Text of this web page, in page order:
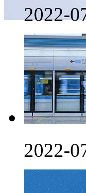
2022-
2022-